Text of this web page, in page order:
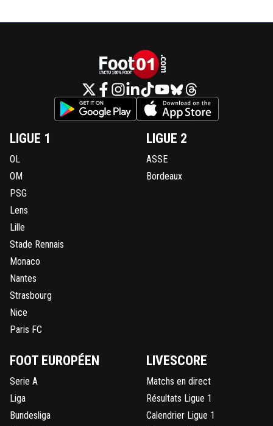
LIGUE 1
OL
OM
PSG
Lens
Lille
Stade Rennais
Monaco
Nantes
Strasbourg
Nice
Paris FC
LIGUE 2
ASSE
Bordeaux
FOOT EUROPÉEN
Serie A
Liga
Bundesliga
LIVESCORE
Matchs en direct
Résultats Ligue 1
Calendrier Ligue 1